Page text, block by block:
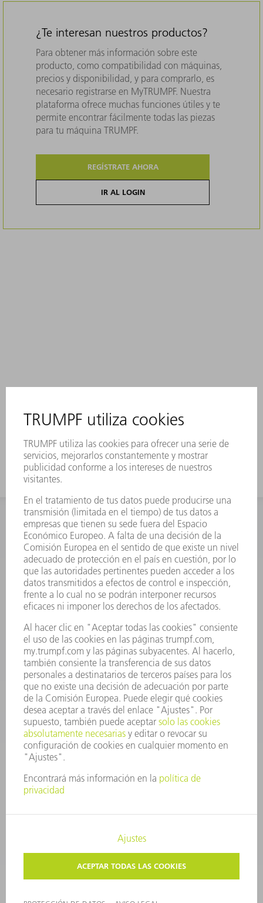
¿Te interesan nuestros productos?
Para obtener más información sobre este
producto, como compatibilidad con máquinas,
precios y disponibilidad, y para comprarlo, es
necesario registrarse en MyTRUMPF. Nuestra
plataforma ofrece muchas funciones útiles y te
permite encontrar fácilmente todas las piezas
para tu máquina TRUMPF.
REGÍSTRATE AHORA
IR AL LOGIN
INFORMACIÓN
Preguntas más frecuentes
Condiciones generales de venta
CONTACTO
Departamento de Repuestos
+34 91 657 36 70
Viernes de 8h – 17h
repuestos@es.trumpf.com
CONTACTO
Departamento de Utillaje
+34 91 657 36 69
Lunes a Jueves de 8h – 18h
Viernes de 8h – 17h
utillaje@trumpf.com
AVISO LEGAL
PROTECCIÓN DE DATOS
COPYRIGHT Y MARCA REGISTRADA
CONDICIONES DE USO